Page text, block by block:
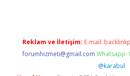
Reklam ve İletişim: E-mail:
forumhizmeti@gmail.com Whatsapp:
@karabul